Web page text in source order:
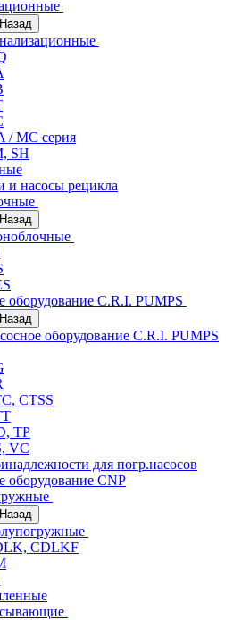
Назад
/ MC серия
SH
и насосы рецикла
Назад
оборудование C.R.I. PUMPS
Назад
оборудование C.R.I. PUMPS
CTSS
TP
VC
для погр.насосов
оборудование CNP
Назад
CDLKF